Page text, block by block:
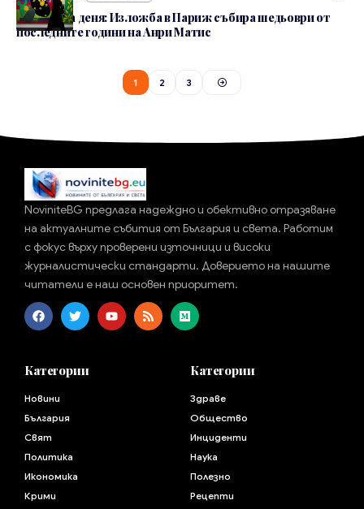
Снимка на деня: Изложба в Париж събира шедьоври от
последните години на Анри Матис
1 2 3
NoviniteBG предлага надеждно и обективно отразяване
на актуалните събития от България и света. Работим
с фокус върху проверени източници и високи
журналистически стандарти. Доверието на нашите
читатели е наш основен приоритет.
Категории
Новини
България
Свят
Политика
Икономика
Крими
Категории
Здраве
Общество
Инциденти
Наука
Полезно
Рецепти